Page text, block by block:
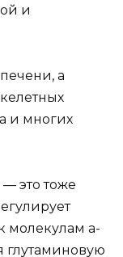
и
а
и многих
это тоже
молекулам а-
глутаминовую